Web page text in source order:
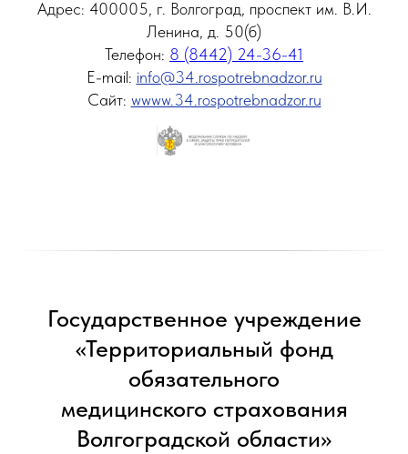
Адрес: 400005, г. Волгоград, проспект им. В.И.
Ленина, д. 50(б)
Телефон: 8 (8442) 24-36-41
E-mail: info@34.rospotrebnadzor.ru
Сайт: wwww.34.rospotrebnadzor.ru
Государственное учреждение
«Территориальный фонд
обязательного
медицинского страхования
Волгоградской области»